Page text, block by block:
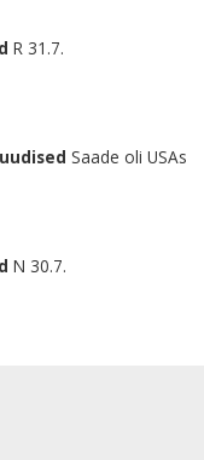
R 31.7.
Saade oli USAs
N 30.7.